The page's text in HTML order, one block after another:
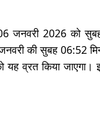
जनवरी 2026 को
की सुबह 06:52
व्रत किया जाएगा।